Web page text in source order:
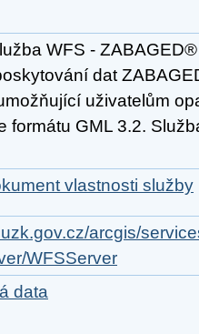
WFS -
dat
uživatelům
formátu GML 3.2.
vlastnosti služby
arcgis/
WFSServer
data